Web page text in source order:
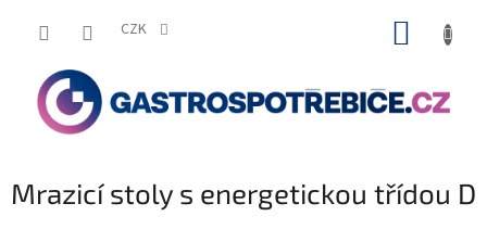
CZK
Mrazicí stoly s energetickou třídou D